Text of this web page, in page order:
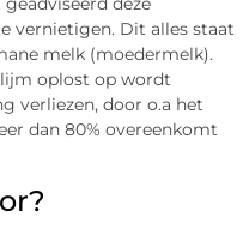
vernietigen. Dit alles staat
melk (moedermelk).
oplost op wordt
verliezen, door o.a het
dan 80% overeenkomt